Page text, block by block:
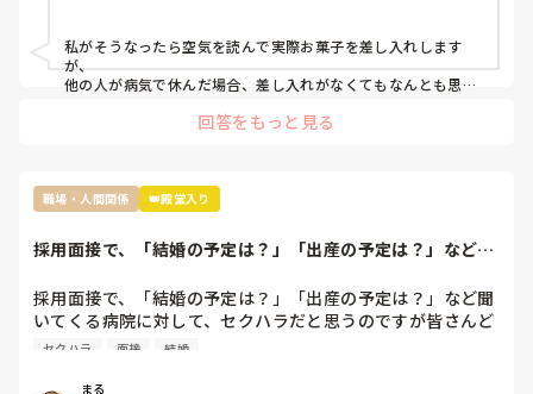
にしましたが…
ぶっちゃけ遊んでたわけではなくむしろコロナで苦しんでた
のにお菓子ごときでって話なんですけど、菓子折り買いに行
皆さんはそんな休んだらお菓子みたいなルールあります
私がそうなったら空気を読んで実際お菓子を差し入れします
が、
他の人が病気で休んだ場合、差し入れがなくてもなんとも思わ
コロナ感染の類や急病の場合は特に、そんな余裕もないでしょ
お局さんですが、元々職場なんて、助け合いで何とかするのが
ん。
言うタイプじゃないかなと思います。
『ただの文句言いたいウーマン』だと認識してしまいます。
そういう人は苦手なので、私だったら本人に
『駄菓子ですいませんでした』と言いに行くかもしれません笑
回答をもっと見る
職場・人間関係 👑殿堂入り
採用面接で、「結婚の予定は？」「出産の予定は？」など聞
採用面接で、「結婚の予定は？」「出産の予定は？」など聞
いてくる病院に対して、セクハラだと思うのですが皆さんど
う思われますか？また、実際に聞かれた方いらっしゃいます
今の病院の面接のとき（もう退職することを決めてますが）
セクハラ 面接 結婚
まる